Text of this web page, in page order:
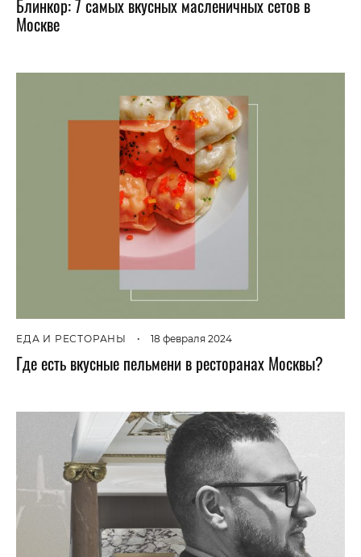
Блинкор: 7 самых вкусных масленичных сетов в
Москве
ЕДА И РЕСТОРАНЫ • 18 февраля 2024
Где есть вкусные пельмени в ресторанах Москвы?